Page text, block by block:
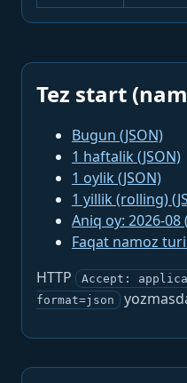
Tez start
Bugun (JSON)
1 haftalik (JSON)
1 oylik (JSON)
1 yillik (rolling)
Aniq oy: 2026-08
Faqat namoz
HTTP
Accept:
format=json